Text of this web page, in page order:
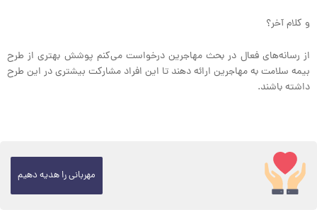
و کلام آخر؟
از رسانه‌های فعال در بحث مهاجرین درخواست می‌کنم پوشش بهتری از طرح
بیمه سلامت به مهاجرین ارائه دهند تا این افراد مشارکت بیشتری در این طرح
داشته باشند.
مهربانی را هدیه دهیم